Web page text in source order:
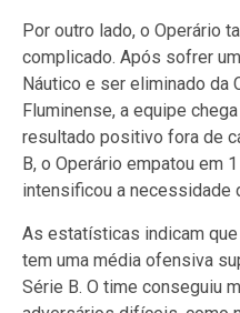
Por outro lado, o Operário
complicado. Após sofrer
Náutico e ser eliminado da
Fluminense, a equipe
resultado positivo fora de
B, o Operário empatou em
intensificou a necessidade
As estatísticas indicam que
tem uma média ofensiva
Série B. O time conseguiu